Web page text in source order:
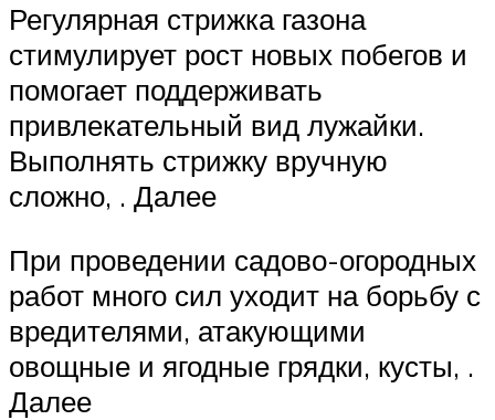
Регулярная стрижка газона
стимулирует рост новых побегов и
помогает поддерживать
привлекательный вид лужайки.
Выполнять стрижку вручную
сложно, . Далее
При проведении садово-огородных
работ много сил уходит на борьбу с
вредителями, атакующими
овощные и ягодные грядки, кусты, .
Далее